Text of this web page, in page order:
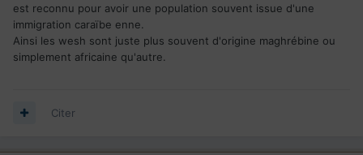
est reconnu pour avoir une population souvent issue d'une
immigration caraïbe enne.
Ainsi les wesh sont juste plus souvent d'origine maghrébine ou
simplement africaine qu'autre.
Citer